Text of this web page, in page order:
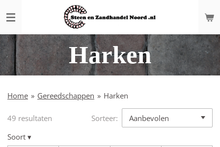
direct
de
hoofdinhoud
Harken
Home » Gereedschappen » Harken
49 resultaten
Sorteer:
Soort ▾